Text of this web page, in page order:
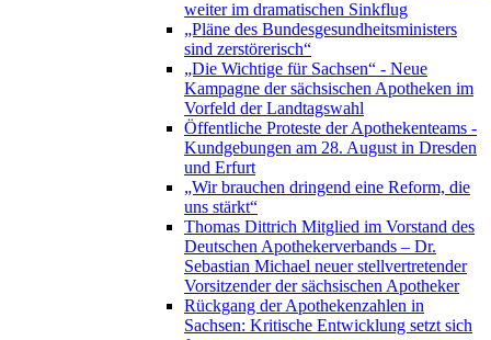
weiter im dramatischen Sinkflug
„Pläne des Bundesgesundheitsministers
sind zerstörerisch“
„Die Wichtige für Sachsen“ - Neue
Kampagne der sächsischen Apotheken im
Vorfeld der Landtagswahl
Öffentliche Proteste der Apothekenteams -
Kundgebungen am 28. August in Dresden
und Erfurt
„Wir brauchen dringend eine Reform, die
uns stärkt“
Thomas Dittrich Mitglied im Vorstand des
Deutschen Apothekerverbands – Dr.
Sebastian Michael neuer stellvertretender
Vorsitzender der sächsischen Apotheker
Rückgang der Apothekenzahlen in
Sachsen: Kritische Entwicklung setzt sich